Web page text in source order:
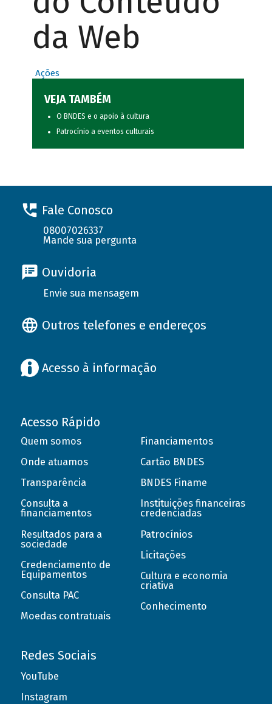
da Web
Ações
VEJA TAMBÉM
O BNDES e o apoio à cultura
Patrocínio a eventos culturais
Fale Conosco
08007026337
Mande sua pergunta
Ouvidoria
Envie sua mensagem
Outros telefones e endereços
Acesso à informação
Acesso Rápido
Quem somos
Onde atuamos
Transparência
Consulta a
financiamentos
Resultados para a
sociedade
Credenciamento de
Equipamentos
Consulta PAC
Moedas contratuais
Financiamentos
Cartão BNDES
BNDES Finame
Instituições financeiras
credenciadas
Patrocínios
Licitações
Cultura e economia
criativa
Conhecimento
Redes Sociais
YouTube
Instagram